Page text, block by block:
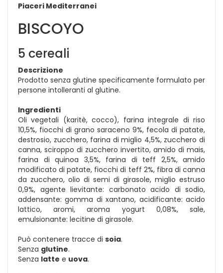
Piaceri Mediterranei
BISCOYO
5 cereali
Descrizione
Prodotto senza glutine specificamente formulato per
persone intolleranti al glutine.
Ingredienti
Oli vegetali (karitè, cocco), farina integrale di riso
10,5%, fiocchi di grano saraceno 9%, fecola di patate,
destrosio, zucchero, farina di miglio 4,5%, zucchero di
canna, sciroppo di zucchero invertito, amido di mais,
farina di quinoa 3,5%, farina di teff 2,5%, amido
modificato di patate, fiocchi di teff 2%, fibra di canna
da zucchero, olio di semi di girasole, miglio estruso
0,9%, agente lievitante: carbonato acido di sodio,
addensante: gomma di xantano, acidificante: acido
lattico, aromi, aroma yogurt 0,08%, sale,
emulsionante: lecitine di girasole.
Può contenere tracce di soia.
Senza glutine.
Senza latte e uova.